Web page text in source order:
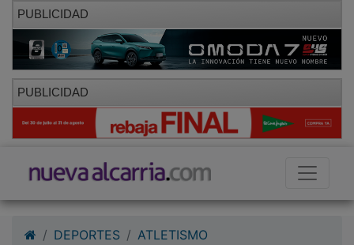
PUBLICIDAD
PUBLICIDAD